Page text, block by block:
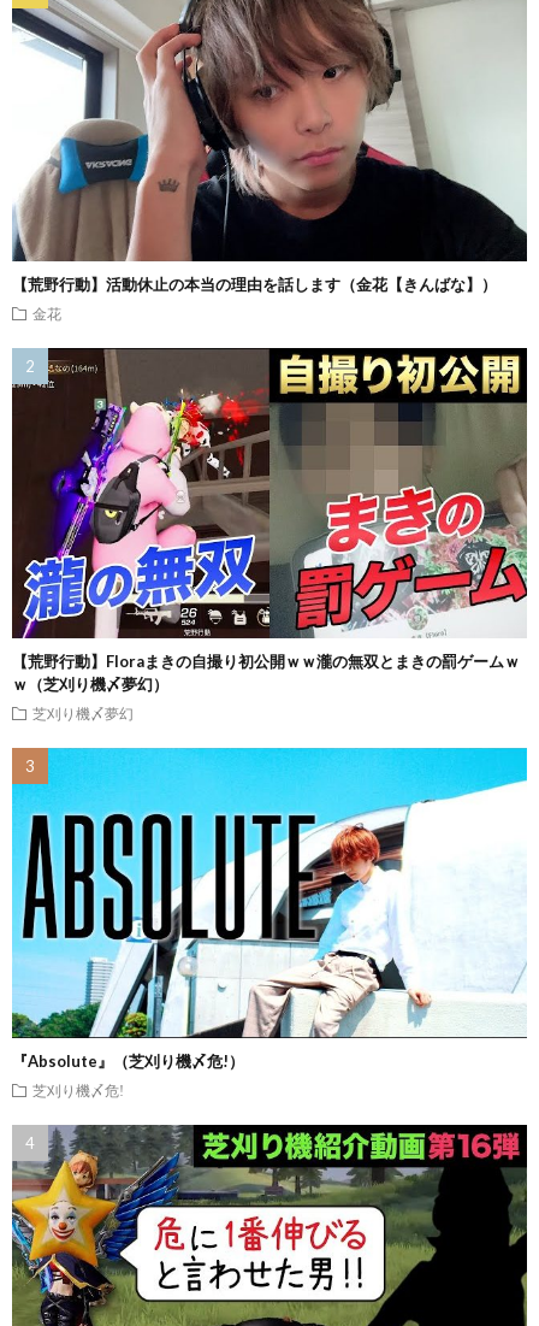
【荒野行動】活動休止の本当の理由を話します（金花【きんばな】）
金花
【荒野行動】Floraまきの自撮り初公開ｗｗ瀧の無双とまきの罰ゲームｗ
ｗ（芝刈り機〆夢幻）
芝刈り機〆夢幻
『Absolute』（芝刈り機〆危!）
芝刈り機〆危!